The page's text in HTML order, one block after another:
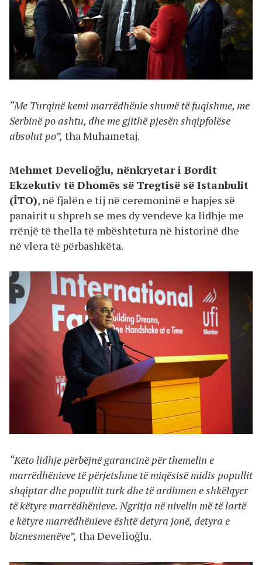
“Me Turqinë kemi marrëdhënie shumë të fuqishme, me
Serbinë po ashtu, dhe me gjithë pjesën shqipfolëse
absolut po”, tha Muhametaj.
Mehmet Develioğlu, nënkryetar i Bordit
Ekzekutiv të Dhomës së Tregtisë së Istanbulit
(İTO), në fjalën e tij në ceremoninë e hapjes së
panairit u shpreh se mes dy vendeve ka lidhje me
rrënjë të thella të mbështetura në historinë dhe
në vlera të përbashkëta.
“Këto lidhje përbëjnë garancinë për themelin e
marrëdhënieve të përjetshme të miqësisë midis popullit
shqiptar dhe popullit turk dhe të ardhmen e shkëlqyer
të këtyre marrëdhënieve. Ngritja në nivelin më të lartë
e këtyre marrëdhënieve është detyra jonë, detyra e
biznesmenëve”, tha Develioğlu.